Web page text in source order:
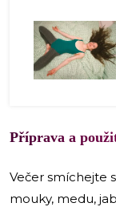
Příprava a
Večer smíchejte
mouky, medu,